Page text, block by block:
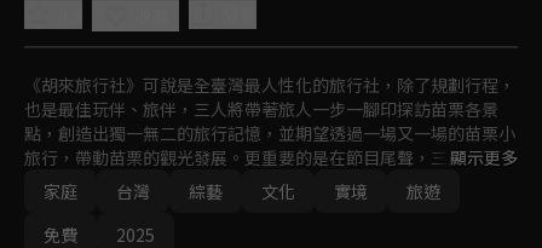
《胡來旅行社》可說是全臺灣最人性化的旅行社，除了規劃行程，
也是最佳玩伴、旅伴，三人將帶著旅人一步一腳印探訪苗栗各景
點，創造出獨一無二的旅行記憶，並期望透過一場又一場的苗栗小
旅行，帶動苗栗的觀光發展。更重要的是在節目尾聲，三人要規劃
一場屬於自己、親子間的旅行。
顯示更多
家庭
台灣 綜藝 文化 實境
旅遊
免費
2025